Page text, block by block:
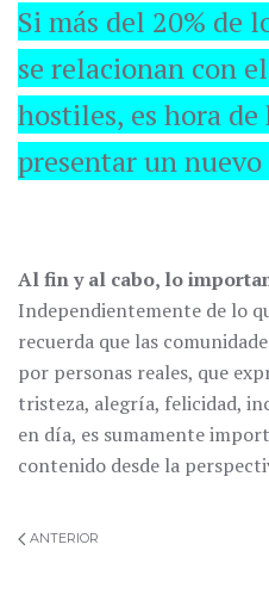
Si más del 20% de
se relacionan con
hostiles, es hora
presentar un
Al fin y al cabo, lo
Independientemente de lo
recuerda que las
por personas reales, que
tristeza, alegría, felicidad,
en día, es sumamente
contenido desde la
ANTERIOR